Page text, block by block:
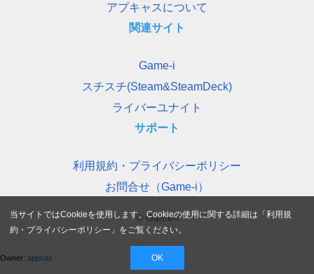
アプキャスについて
関連サイト
Game-i
スチスチ(Steam&SteamDeck)
ライバーユナイト
サポート
利用規約・プライバシーポリシー
お問合せ（Game-i）
© Game-i
Owner: appcas
当サイトではCookieを使用します。Cookieの使用に関する詳細は「利用規
約・プライバシーポリシー 」をご覧ください。
OK